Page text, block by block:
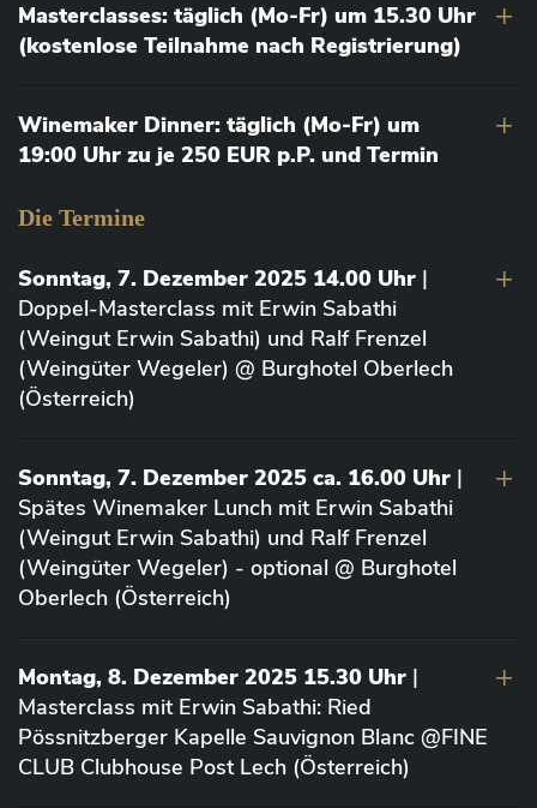
Masterclasses: täglich (Mo-Fr) um 15.30 Uhr
(kostenlose Teilnahme nach Registrierung)
Winemaker Dinner: täglich (Mo-Fr) um
19:00 Uhr zu je 250 EUR p.P. und Termin
Die Termine
Sonntag, 7. Dezember 2025 14.00 Uhr |
Doppel-Masterclass mit Erwin Sabathi
(Weingut Erwin Sabathi) und Ralf Frenzel
(Weingüter Wegeler) @ Burghotel Oberlech
(Österreich)
Sonntag, 7. Dezember 2025 ca. 16.00 Uhr |
Spätes Winemaker Lunch mit Erwin Sabathi
(Weingut Erwin Sabathi) und Ralf Frenzel
(Weingüter Wegeler) - optional @ Burghotel
Oberlech (Österreich)
Montag, 8. Dezember 2025 15.30 Uhr |
Masterclass mit Erwin Sabathi: Ried
Pössnitzberger Kapelle Sauvignon Blanc @FINE
CLUB Clubhouse Post Lech (Österreich)